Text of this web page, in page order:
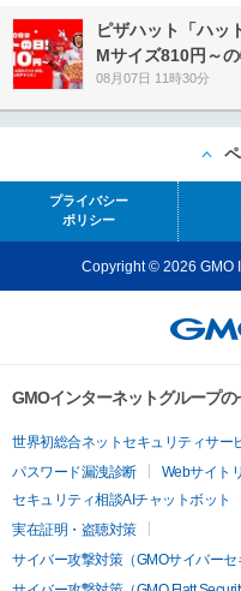
ピザハット「ハッ
Mサイズ810円～
08月07日 11時30分
プライバシー
ポリシー
Copyright © 2026 GMO
GMOインターネットグループ
世界初総合ネットセキュリティサー
パスワード漏洩診断
Webサイト
セキュリティ相談AIチャットボット
実在証明・盗聴対策
サイバー攻撃対策（GMOサイバーセ